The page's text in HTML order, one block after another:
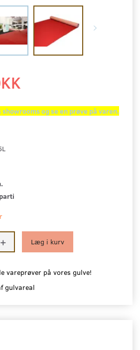
og se en prøve på varen.
Læg i kurv
vareprøver på vores gulve!
gulvareal